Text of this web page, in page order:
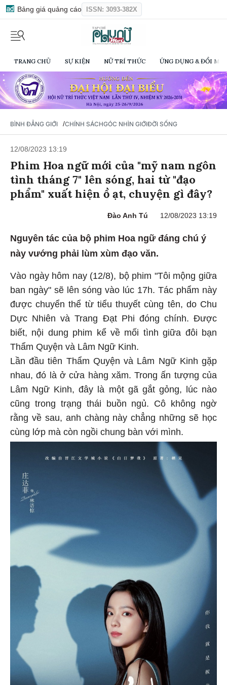
Bảng giá quảng cáo ISSN: 3093-382X
TRANG CHỦ SỰ KIỆN NỮ TRÍ THỨC ỨNG DỤNG & ĐỔI
BÌNH ĐẲNG GIỚI /CHÍNH SÁCHGÓC NHÌN GIỚIĐỜI SỐNG
12/08/2023 13:19
Phim Hoa ngữ mới của "mỹ nam ngôn
tình tháng 7" lên sóng, hai từ "đạo
phẩm" xuất hiện ồ ạt, chuyện gì đây?
Đào Anh Tú 12/08/2023 13:19
Nguyên tác của bộ phim Hoa ngữ đáng chú ý
này vướng phải lùm xùm đạo văn.
Vào ngày hôm nay (12/8), bộ phim "Tôi mộng giữa
ban ngày" sẽ lên sóng vào lúc 17h. Tác phẩm này
được chuyển thể từ tiểu thuyết cùng tên, do Chu
Dực Nhiên và Trang Đạt Phi đóng chính. Được
biết, nội dung phim kể về mối tình giữa đôi bạn
Thẩm Quyện và Lâm Ngữ Kinh.
Lần đầu tiên Thẩm Quyện và Lâm Ngữ Kinh gặp
nhau, đó là ở cửa hàng xăm. Trong ấn tượng của
Lâm Ngữ Kinh, đây là một gã gắt gỏng, lúc nào
cũng trong trạng thái buồn ngủ. Cô không ngờ
rằng về sau, anh chàng này chẳng những sẽ học
cùng lớp mà còn ngồi chung bàn với mình.